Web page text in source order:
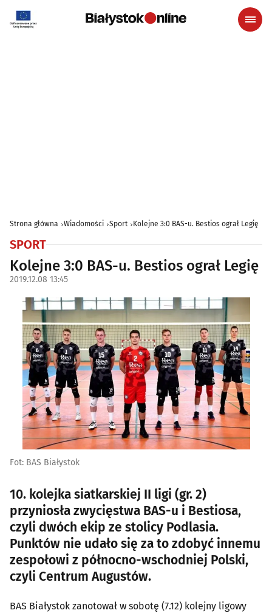
Strona główna Wiadomości Sport Kolejne 3:0 BAS-u. Bestios ograł Legię
SPORT
Kolejne 3:0 BAS-u. Bestios ograł Legię
2019.12.08 13:45
Fot: BAS Białystok
10. kolejka siatkarskiej II ligi (gr. 2)
przyniosła zwycięstwa BAS-u i Bestiosa,
czyli dwóch ekip ze stolicy Podlasia.
Punktów nie udało się za to zdobyć innemu
zespołowi z północno-wschodniej Polski,
czyli Centrum Augustów.
BAS Białystok zanotował w sobotę (7.12) kolejny ligowy